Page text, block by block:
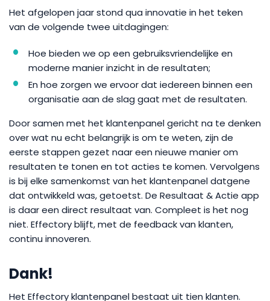
Het afgelopen jaar stond qua innovatie in het teken
van de volgende twee uitdagingen:
Hoe bieden we op een gebruiksvriendelijke en
moderne manier inzicht in de resultaten;
En hoe zorgen we ervoor dat iedereen binnen een
organisatie aan de slag gaat met de resultaten.
Door samen met het klantenpanel gericht na te denken
over wat nu echt belangrijk is om te weten, zijn de
eerste stappen gezet naar een nieuwe manier om
resultaten te tonen en tot acties te komen. Vervolgens
is bij elke samenkomst van het klantenpanel datgene
dat ontwikkeld was, getoetst. De Resultaat & Actie app
is daar een direct resultaat van. Compleet is het nog
niet. Effectory blijft, met de feedback van klanten,
continu innoveren.
Dank!
Het Effectory klantenpanel bestaat uit tien klanten.